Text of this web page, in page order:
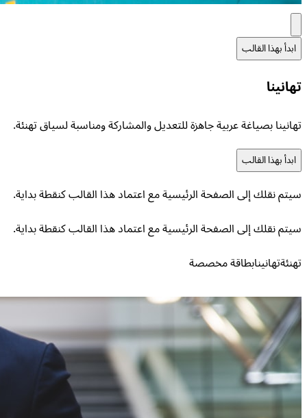
ابدأ بهذا القالب
تهانينا
تهانينا بصياغة عربية جاهزة للتعديل والمشاركة ومناسبة لسياق تهنئة.
ابدأ بهذا القالب
سيتم نقلك إلى الصفحة الرئيسية مع اعتماد هذا القالب كنقطة بداية.
سيتم نقلك إلى الصفحة الرئيسية مع اعتماد هذا القالب كنقطة بداية.
تهنئةتهانينابطاقة مخصصة